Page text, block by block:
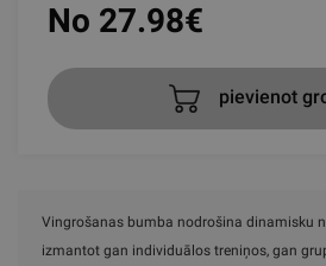
No 27.98€
pievienot
Vingrošanas bumba nodrošina dinamisku
izmantot gan individuālos treniņos, gan